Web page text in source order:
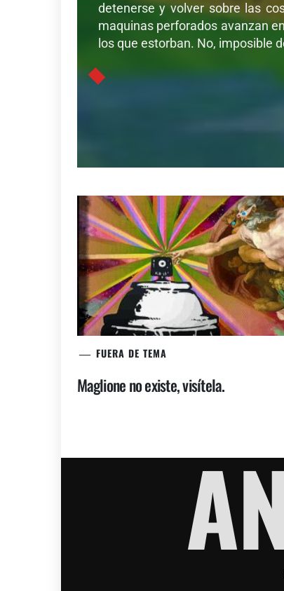
detenerse y volver sobre las
maquinas perforados avanzan
los que estorban. No, imposible
FUERA DE TEMA
Maglione no existe, visítela.